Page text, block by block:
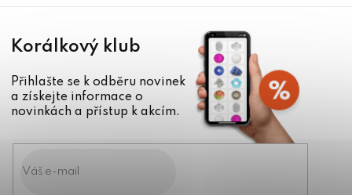
Korálkový klub
Přihlašte se k odběru novinek
a získejte informace o
novinkách a přístup k akcím.